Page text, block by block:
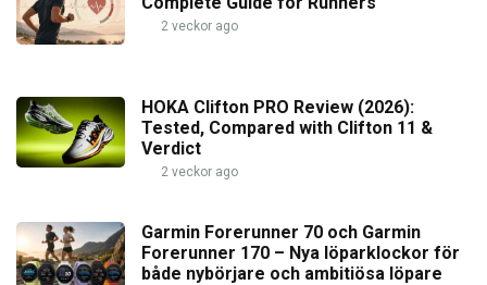
2 veckor ago
HOKA Clifton PRO Review (2026):
Tested, Compared with Clifton 11 &
Verdict
2 veckor ago
Garmin Forerunner 70 och Garmin
Forerunner 170 – Nya löparklockor för
både nybörjare och ambitiösa löpare